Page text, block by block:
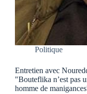
Politique
Entretien avec
"Bouteflika n’est pas
homme de